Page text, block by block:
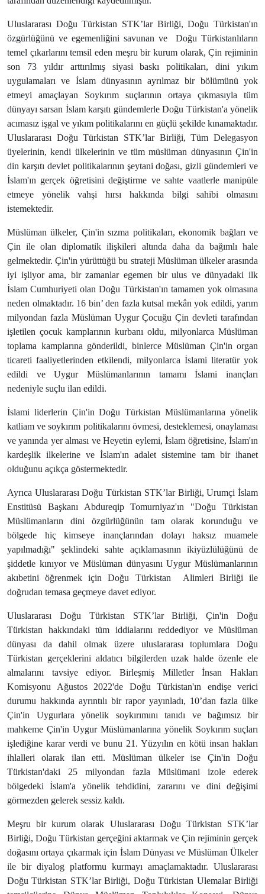
Uluslararası Doğu Türkistan STK’lar Birliği, Doğu Türkistan'ın
özgürlüğünü ve egemenliğini savunan ve
Doğu Türkistanlıların
temel çıkarlarını temsil eden meşru bir kurum olarak, Çin rejiminin
son 73 yıldır arttırılmış siyasi baskı politikaları, dini yıkım
uygulamaları ve İslam dünyasının ayrılmaz bir bölümünü yok
etmeyi amaçlayan Soykırım suçlarının ortaya çıkmasıyla tüm
dünyayı sarsan İslam karşıtı gündemlerle Doğu Türkistan'a yönelik
acımasız işgal ve yıkım politikalarını en güçlü şekilde kınamaktadır.
Uluslararası Doğu Türkistan STK’lar Birliği, Tüm Delegasyon
üyelerinin, kendi ülkelerinin ve tüm müslüman dünyasının Çin'in
din karşıtı devlet politikalarının şeytani doğası, gizli gündemleri ve
İslam'ın gerçek öğretisini değiştirme ve sahte vaatlerle manipüle
etmeye yönelik vahşi hırsı hakkında bilgi sahibi olmasını
istemektedir.
Müslüman ülkeler, Çin'in sızma politikaları, ekonomik bağları ve
Çin ile olan diplomatik ilişkileri altında daha da bağımlı hale
gelmektedir. Çin'in yürüttüğü bu strateji Müslüman ülkeler arasında
iyi işliyor ama, bir zamanlar egemen bir ulus ve dünyadaki ilk
İslam Cumhuriyeti olan Doğu Türkistan'ın tamamen yok olmasına
neden olmaktadır. 16 bin’ den fazla kutsal mekân yok edildi, yarım
milyondan fazla Müslüman Uygur Çocuğu Çin devleti tarafından
işletilen çocuk kamplarının kurbanı oldu, milyonlarca Müslüman
toplama kamplarına gönderildi, binlerce Müslüman Çin'in organ
ticareti faaliyetlerinden etkilendi, milyonlarca İslami literatür yok
edildi ve Uygur Müslümanlarının tamamı İslami inançları
nedeniyle suçlu ilan edildi.
İslami liderlerin Çin'in Doğu Türkistan Müslümanlarına yönelik
katliam ve soykırım politikalarını övmesi, desteklemesi, onaylaması
ve yanında yer alması ve Heyetin eylemi, İslam öğretisine, İslam'ın
kardeşlik ilkelerine ve İslam'ın adalet sistemine tam bir ihanet
olduğunu açıkça göstermektedir.
Ayrıca Uluslararası Doğu Türkistan STK’lar Birliği, Urumçi İslam
Enstitüsü Başkanı Abdureqip Tomurniyaz'ın "Doğu Türkistan
Müslümanların dini özgürlüğünün tam olarak korunduğu ve
bölgede hiç kimseye inançlarından dolayı haksız muamele
yapılmadığı" şeklindeki sahte açıklamasının ikiyüzlülüğünü de
şiddetle kınıyor ve Müslüman dünyasını Uygur Müslümanlarının
akıbetini öğrenmek için Doğu Türkistan
Alimleri Birliği ile
doğrudan temasa geçmeye davet ediyor.
Uluslararası Doğu Türkistan STK’lar Birliği, Çin'in Doğu
Türkistan hakkındaki tüm iddialarını reddediyor ve Müslüman
dünyası da dahil olmak üzere uluslararası toplumlara Doğu
Türkistan gerçeklerini aldatıcı bilgilerden uzak halde özenle ele
almalarını tavsiye ediyor. Birleşmiş Milletler İnsan Hakları
Komisyonu Ağustos 2022'de Doğu Türkistan'ın endişe verici
durumu hakkında ayrıntılı bir rapor yayınladı, 10’dan fazla ülke
Çin'in Uygurlara yönelik soykırımını tanıdı ve bağımsız bir
mahkeme Çin'in Uygur Müslümanlarına yönelik Soykırım suçları
işlediğine karar verdi ve bunu 21. Yüzyılın en kötü insan hakları
ihlalleri olarak ilan etti. Müslüman ülkeler ise Çin'in Doğu
Türkistan'daki 25 milyondan fazla Müslümani izole ederek
bölgedeki İslam'a yönelik tehdidini, zararını ve dini değişimi
görmezden gelerek sessiz kaldı.
Meşru bir kurum olarak Uluslararası Doğu Türkistan STK’lar
Birliği, Doğu Türkistan gerçeğini aktarmak ve Çin rejiminin gerçek
doğasını ortaya çıkarmak için İslam Dünyası ve Müslüman Ülkeler
ile bir diyalog platformu kurmayı amaçlamaktadır. Uluslararası
Doğu Türkistan STK’lar Birliği, Doğu Türkistan Ulemalar Birliği